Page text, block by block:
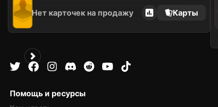
Нет карточек на продажу Карты
Помощь и ресурсы